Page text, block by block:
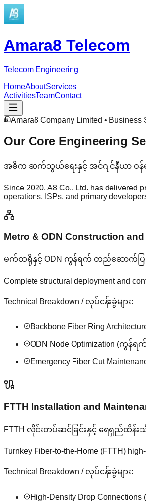
Amara8 Telecom
Telecom Engineering
HomeAboutServices
ActivitiesTeamContact
Amara8 Company Limited • Business
Our Core Engineering
အဓိက ဆက်သွယ်ရေးနှင့် အင်ဂျင်နီယာ ဝန်ဆ
Since 2020, A8 Co., Ltd. has delivered
operations, ISPs, and primary
Metro & ODN Construction
မက်ထရိုနှင့် ODN ကွန်ရက် တည်ဆောက်ပြုပ
Complete structural deployment and
Technical Breakdown / လုပ်ငန်းခွဲများ:
Backbone Fiber Ring
ODN Node Optimization (ကွန်
Emergency Fiber Cut
FTTH Installation and
FTTH လိုင်းတပ်ဆင်ခြင်းနှင့် ရေရှည်ထိန်းသိ
Turnkey Fiber-to-the-Home (FTTH)
Technical Breakdown / လုပ်ငန်းခွဲများ:
High-Density Drop